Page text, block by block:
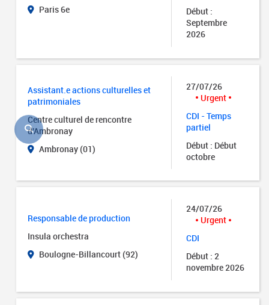
Paris 6e
Début :
Septembre
2026
Assistant.e actions culturelles et
patrimoniales
Centre culturel de rencontre
d'Ambronay
Ambronay (01)
27/07/26
Urgent
CDI - Temps
partiel
Début : Début
octobre
Responsable de production
Insula orchestra
Boulogne-Billancourt (92)
24/07/26
Urgent
CDI
Début : 2
novembre 2026